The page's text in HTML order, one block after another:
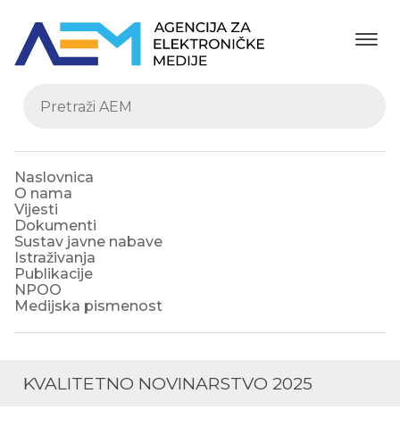
Naslovnica
O nama
Vijesti
Dokumenti
Sustav javne nabave
Istraživanja
Publikacije
NPOO
Medijska pismenost
KVALITETNO NOVINARSTVO 2025